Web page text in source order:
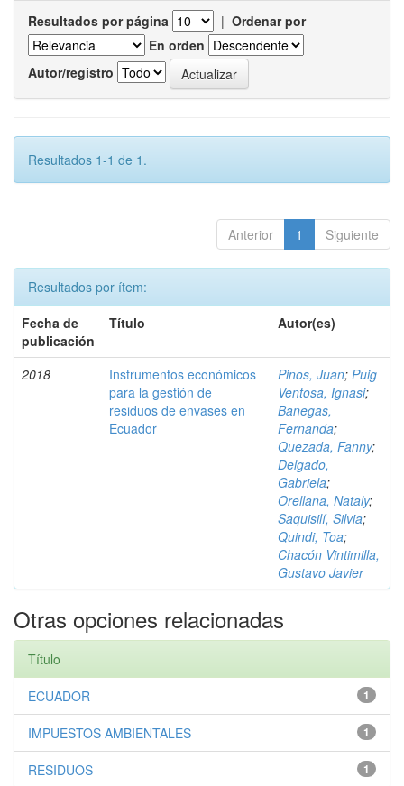
Resultados por página | Ordenar por
En orden
Autor/registro
Resultados 1-1 de 1.
Anterior 1 Siguiente
Resultados por ítem:
Fecha de
publicación
Título Autor(es)
2018
Instrumentos económicos
para la gestión de
residuos de envases en
Ecuador
Pinos, Juan; Puig
Ventosa, Ignasi;
Banegas,
Fernanda;
Quezada, Fanny;
Delgado,
Gabriela;
Orellana, Nataly;
Saquisilí, Silvia;
Quindi, Toa;
Chacón Vintimilla,
Gustavo Javier
Otras opciones relacionadas
Título
1
ECUADOR
1
IMPUESTOS AMBIENTALES
1
RESIDUOS